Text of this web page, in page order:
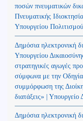
ποσών πνευματικών
Πνευματικής
Υπουργείου
Δημόσια ηλεκτρονική
Υπουργείου
στρατηγικές αγωγές
σύμφωνα με την
συμμόρφωση της
διατάξεις» | Υπουργείο
Δημόσια ηλεκτρονική